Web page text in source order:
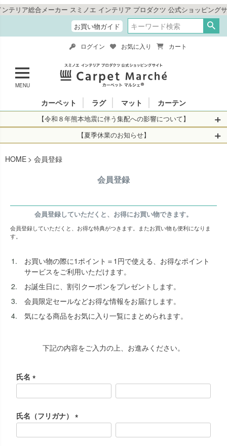
総合メーカー スミノエ インテリア プロダクツ 公式ショッピングサイト
お買い物ガイド
MENU
ログイン お気に入り カート
カーペット ラグ マット カーテン
【令和８年熊本地震に伴う集配への影響について】
令和8年熊本地震により、お亡くなりになられた方々に深く
お見舞い申し上げます。 この地震の影響により、現在、一
・全国から九州あてのお荷物
・九州から全国あてのお荷物
サービスへの影響が変更となる場合がございます。
お客さまにはご不便をおかけいたしますが、何卒ご理解賜
詳しくはこちら
【夏季休業のお知らせ】
当店はは2026年8月11日(火)～2026年8月16日(日)
休業中のご注文に関しては自動返信メールは届きますが、
へのご返答ができかねます。 休業明けから順次送信させて
いただきますのでよろしくお願いいたします。
出荷センターも休業となりますため、休業期間中のご注文
→
オーダー商品など、詳しくはこちらから
HOME 会員登録
会員登録
会員登録していただくと、お得にお買い物できます。
会員登録していただくと、お得な特典がつきます。またお買い物も便利になりま
す。
お買い物の際に1ポイント＝1円で使える、お得なポイント
サービスをご利用いただけます。
お誕生日に、割引クーポンをプレゼントします。
会員限定セールなどお得な情報をお届けします。
気になる商品をお気に入り一覧にまとめられます。
下記の内容をご入力の上、お進みください。
氏名
必
須
)
氏名（フリガナ）
必